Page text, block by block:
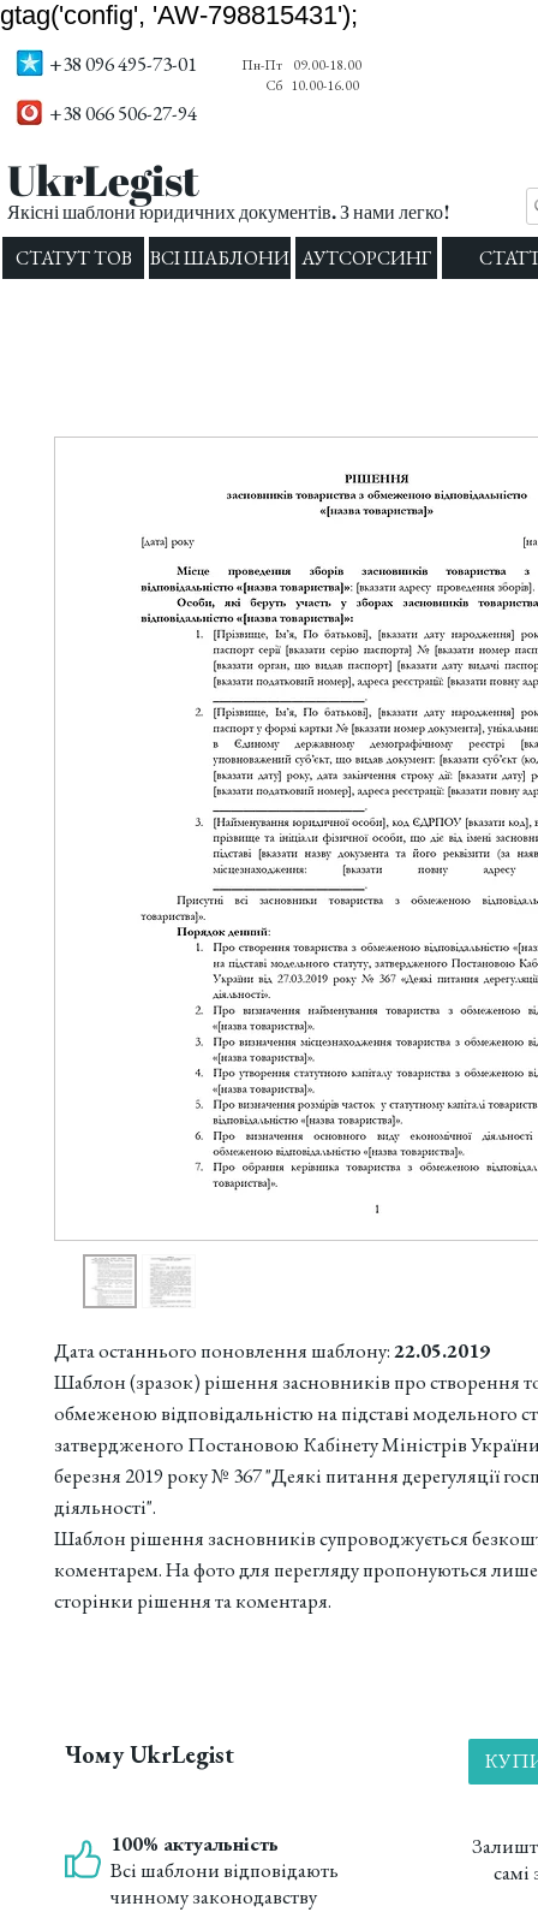
gtag('config', 'AW-798815431');
+38 096 495-73-01
Пн-Пт
Сб
09.00-18.00
10.00-16.00
+38 066 506-27-94
UkrLegist
Якісні шаблони юридичних документів. З нами легко!
СТАТУТ ТОВ ВСІ ШАБЛОНИ АУТСОРСИНГ
Дата останнього поновлення шаблону:22.05.2019
Шаблон (зразок) рішення засновників про створення
обмеженою відповідальністю на підставі модельного
затвердженого Постановою Кабінету Міністрів
березня 2019 року № 367 "Деякі питання дерегуляції
діяльності".
Шаблон рішення засновників супроводжується
коментарем. На фото для перегляду пропонуються
сторінки рішення та коментаря.
Чому UkrLegist
100% актуальність
Всі шаблони відповідають
чинному законодавству
самі